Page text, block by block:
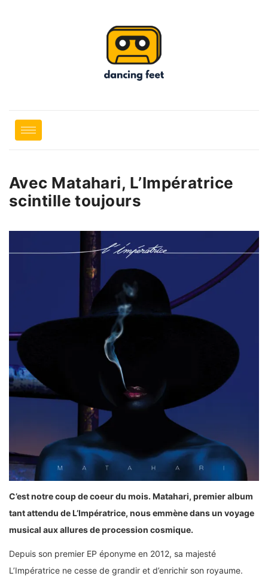
Avec Matahari, L’Impératrice
scintille toujours
C’est notre coup de coeur du mois. Matahari, premier album
tant attendu de L’Impératrice, nous emmène dans un voyage
musical aux allures de procession cosmique.
Depuis son premier EP éponyme en 2012, sa majesté
L’Impératrice ne cesse de grandir et d’enrichir son royaume.